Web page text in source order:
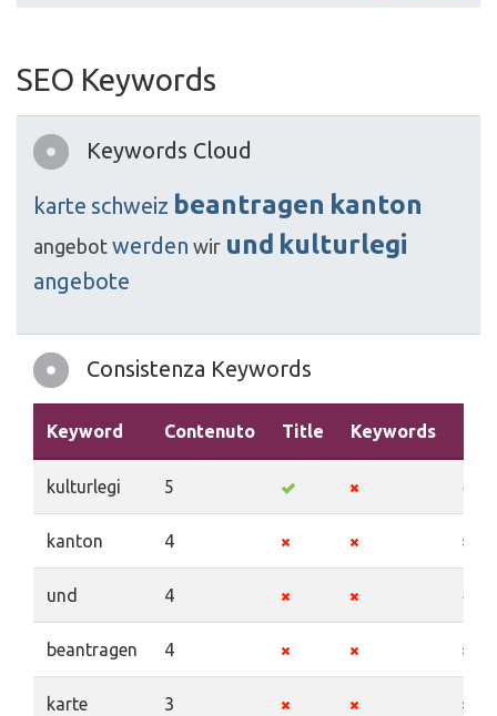
SEO Keywords
Keywords Cloud
karte schweiz beantragen kanton
angebot werden wir und kulturlegi
angebote
Consistenza Keywords
Keyword Contenuto Title Keywords
kulturlegi 5
kanton 4
und 4
beantragen 4
karte 3